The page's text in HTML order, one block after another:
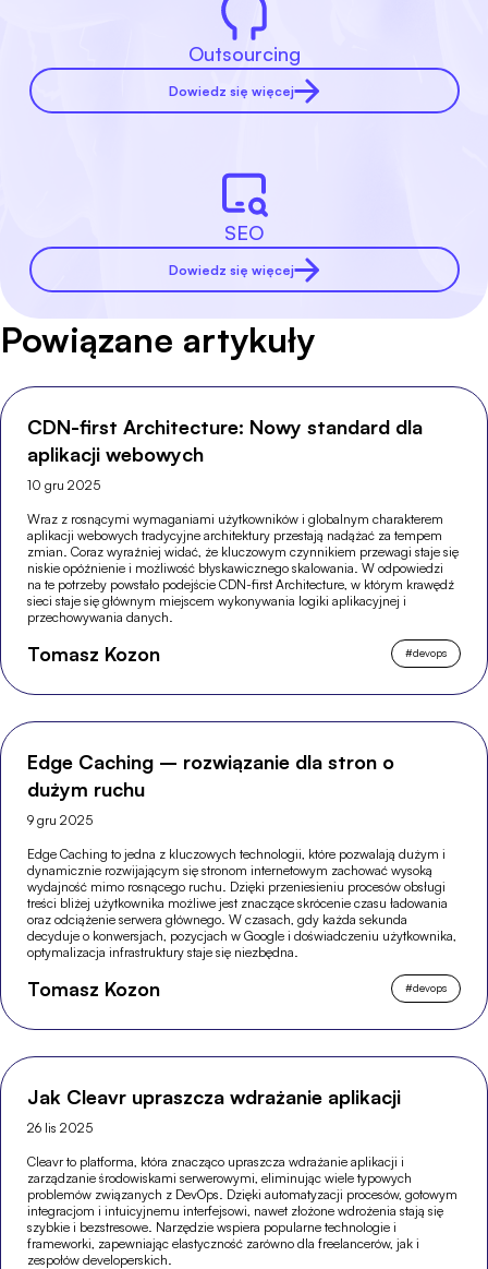
Outsourcing
Dowiedz się więcej
SEO
Dowiedz się więcej
Powiązane artykuły
CDN-first Architecture: Nowy standard dla
aplikacji webowych
10 gru 2025
Wraz z rosnącymi wymaganiami użytkowników i globalnym charakterem
aplikacji webowych tradycyjne architektury przestają nadążać za tempem
zmian. Coraz wyraźniej widać, że kluczowym czynnikiem przewagi staje się
niskie opóźnienie i możliwość błyskawicznego skalowania. W odpowiedzi
na te potrzeby powstało podejście CDN-first Architecture, w którym krawędź
sieci staje się głównym miejscem wykonywania logiki aplikacyjnej i
przechowywania danych.
Tomasz Kozon #devops
Edge Caching – rozwiązanie dla stron o
dużym ruchu
9 gru 2025
Edge Caching to jedna z kluczowych technologii, które pozwalają dużym i
dynamicznie rozwijającym się stronom internetowym zachować wysoką
wydajność mimo rosnącego ruchu. Dzięki przeniesieniu procesów obsługi
treści bliżej użytkownika możliwe jest znaczące skrócenie czasu ładowania
oraz odciążenie serwera głównego. W czasach, gdy każda sekunda
decyduje o konwersjach, pozycjach w Google i doświadczeniu użytkownika,
optymalizacja infrastruktury staje się niezbędna.
Tomasz Kozon #devops
Jak Cleavr upraszcza wdrażanie aplikacji
26 lis 2025
Cleavr to platforma, która znacząco upraszcza wdrażanie aplikacji i
zarządzanie środowiskami serwerowymi, eliminując wiele typowych
problemów związanych z DevOps. Dzięki automatyzacji procesów, gotowym
integracjom i intuicyjnemu interfejsowi, nawet złożone wdrożenia stają się
szybkie i bezstresowe. Narzędzie wspiera popularne technologie i
frameworki, zapewniając elastyczność zarówno dla freelancerów, jak i
zespołów developerskich.